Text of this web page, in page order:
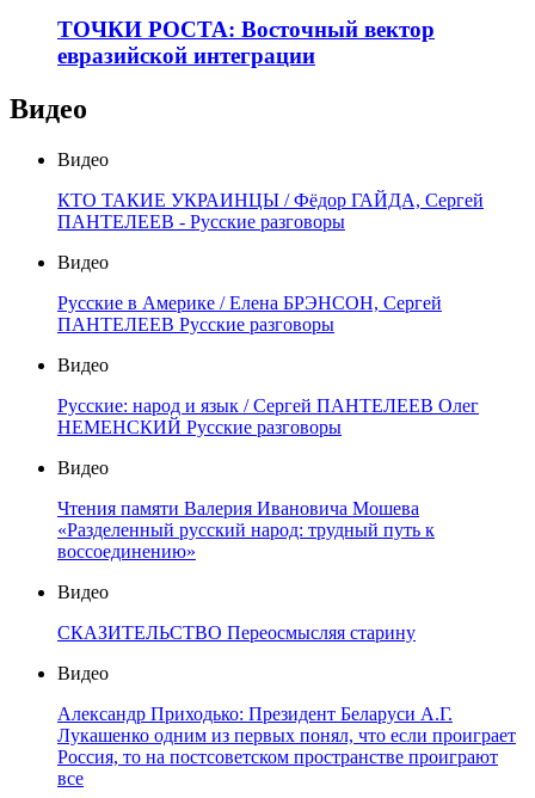
ТОЧКИ РОСТА: Восточный вектор
евразийской интеграции
Видео
Видео
КТО ТАКИЕ УКРАИНЦЫ / Фёдор ГАЙДА, Сергей
ПАНТЕЛЕЕВ - Русские разговоры
Видео
Русские в Америке / Елена БРЭНСОН, Сергей
ПАНТЕЛЕЕВ Русские разговоры
Видео
Русские: народ и язык / Сергей ПАНТЕЛЕЕВ Олег
НЕМЕНСКИЙ Русские разговоры
Видео
Чтения памяти Валерия Ивановича Мошева
«Разделенный русский народ: трудный путь к
воссоединению»
Видео
СКАЗИТЕЛЬСТВО Переосмысляя старину
Видео
Александр Приходько: Президент Беларуси А.Г.
Лукашенко одним из первых понял, что если проиграет
Россия, то на постсоветском пространстве проиграют
все